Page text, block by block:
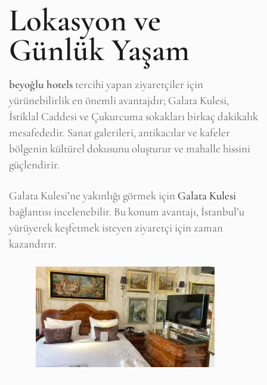
Lokasyon ve
Günlük Yaşam
beyoğlu hotels tercihi yapan ziyaretçiler için
yürünebilirlik en önemli avantajdır; Galata Kulesi,
İstiklal Caddesi ve Çukurcuma sokakları birkaç dakikalık
mesafededir. Sanat galerileri, antikacılar ve kafeler
bölgenin kültürel dokusunu oluşturur ve mahalle hissini
güçlendirir.
Galata Kulesi’ne yakınlığı görmek için Galata Kulesi
bağlantısı incelenebilir. Bu konum avantajı, İstanbul’u
yürüyerek keşfetmek isteyen ziyaretçi için zaman
kazandırır.